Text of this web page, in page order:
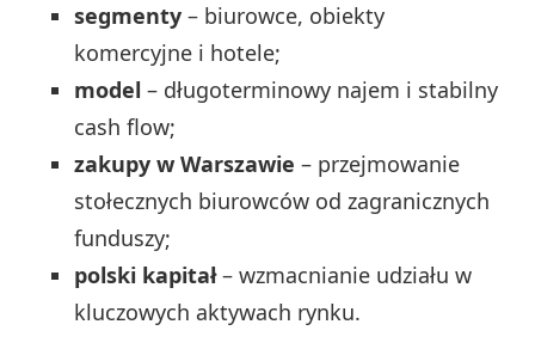
segmenty – biurowce, obiekty
komercyjne i hotele;
model – długoterminowy najem i stabilny
cash flow;
zakupy w Warszawie – przejmowanie
stołecznych biurowców od zagranicznych
funduszy;
polski kapitał– wzmacnianie udziału w
kluczowych aktywach rynku.